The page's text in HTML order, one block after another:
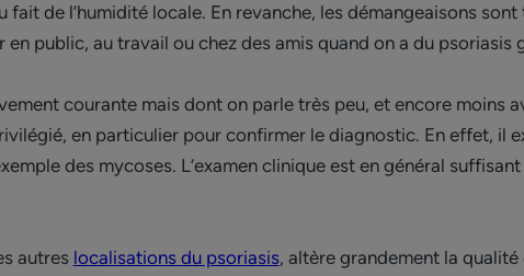
fait de l’humidité locale. En revanche, les démangeaisons
public, au travail ou chez des amis quand on a du psoriasis
courante mais dont on parle très peu, et encore moins
en particulier pour confirmer le diagnostic. En effet, il
des mycoses. L’examen clinique est en général
autres localisations du psoriasis, altère grandement la qualité